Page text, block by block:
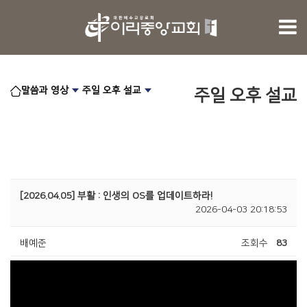
말씀과 영상 주일 오후 설교 주일 오후 설교
[2026.04.05] 부활 : 인생의 OS를 업데이트하라!
2026-04-03 20:18:53
배예준 조회수 83